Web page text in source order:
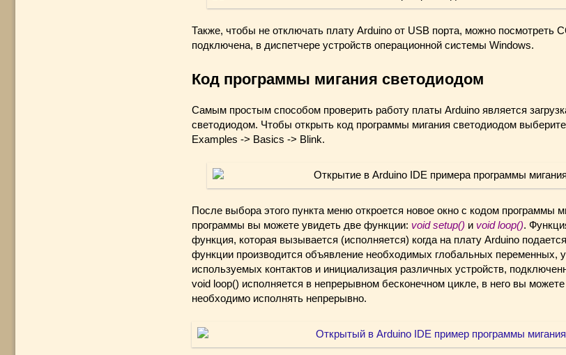
Также, чтобы не отключать плату Arduino от USB порта, можно посмотреть
подключена, в диспетчере устройств операционной системы Windows.
Код программы мигания светодиодом
Самым простым способом проверить работу платы Arduino является
светодиодом. Чтобы открыть код программы мигания светодиодом
Examples -> Basics -> Blink.
После выбора этого пункта меню откроется новое окно с кодом программы
программы вы можете увидеть две функции: void setup() и void loop().
функция, которая вызывается (исполняется) когда на плату Arduino
функции производится объявление необходимых глобальных переменных,
используемых контактов и инициализация различных устройств,
void loop() исполняется в непрерывном бесконечном цикле, в него вы
необходимо исполнять непрерывно.